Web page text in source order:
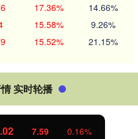
17.36% 14.66%
15.58% 9.26%
15.52% 21.15%
实时轮播
7.59 0.16%